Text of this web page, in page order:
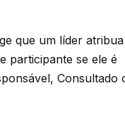
que um líder
participante se ele é
Consultado